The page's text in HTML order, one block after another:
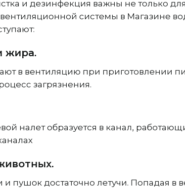
и дезинфекция важны не только
системы в Магазине
жира.
в вентиляцию при приготовлении
загрязнения.
налет образуется в канал,
пушок достаточно летучи. Попадая